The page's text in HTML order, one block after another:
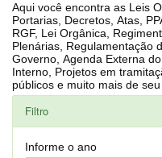
Aqui você encontra as Leis Ordinárias,
Portarias, Decretos, Atas, PPA,
RGF, Lei Orgânica,
Plenárias, Regulamentação
Governo, Agenda Externa do presidente, Relatório do Controle
Interno, Projetos em tramitação na Câmara, Controle dos bens
públicos e muito mais de
Filtro
Informe o ano